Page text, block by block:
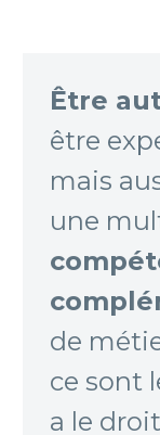
Être
être
mais
une
de
ce sont
a le